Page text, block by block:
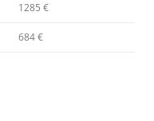
1285 €
684 €